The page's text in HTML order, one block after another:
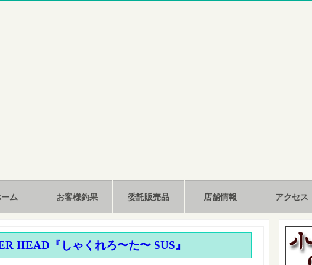
ム お客様釣果 委託販売品 店舗情報 アクセス
HEAD『しゃくれろ〜た〜 SUS』